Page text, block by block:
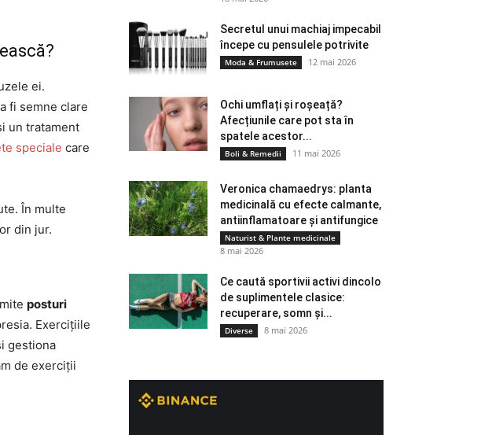
ei.
fi semne clare
un tratament
speciale care
În multe
din jur.
posturi
Exercițiile
gestiona
de exerciții
Secretul unui machiaj impecabil
începe cu pensulele potrivite
Moda & Frumusete 12 mai 2026
Ochi umflați și roșeață?
Afecțiunile care pot sta în
spatele acestor...
Boli & Remedii 11 mai 2026
Veronica chamaedrys: planta
medicinală cu efecte calmante,
antiinflamatoare și antifungice
Naturist & Plante medicinale
8 mai 2026
Ce caută sportivii activi dincolo
de suplimentele clasice:
recuperare, somn și...
Diverse 8 mai 2026